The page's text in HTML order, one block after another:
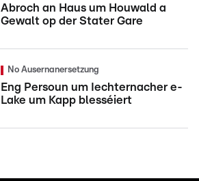
Abroch an Haus um Houwald a
Gewalt op der Stater Gare
No Ausernanersetzung
Eng Persoun um Iechternacher e-
Lake um Kapp blesséiert